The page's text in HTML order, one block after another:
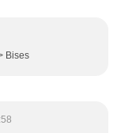
Bises